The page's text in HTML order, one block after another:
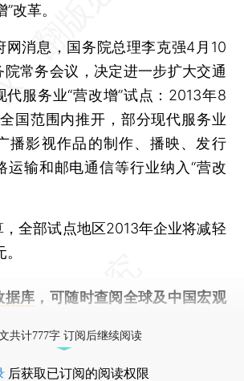
改革。
消息，国务院总理李克强4月10
院常务会议，决定进一步扩大交通
代服务业“营改增”试点：2013年8
国范围内推开，部分现代服务业
播影视作品的制作、播映、发行
运输和邮电通信等行业纳入“营改
部试点地区2013年企业将减轻
据库 ，可随时查阅全球及中国宏观
共计777字 订阅后继续阅读
后获取已订阅的阅读权限